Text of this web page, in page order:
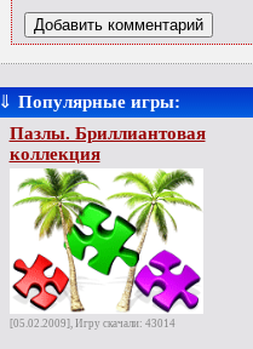
⇓ Популярные игры:
Пазлы. Бриллиантовая
коллекция
[05.02.2009], Игру скачали: 43014